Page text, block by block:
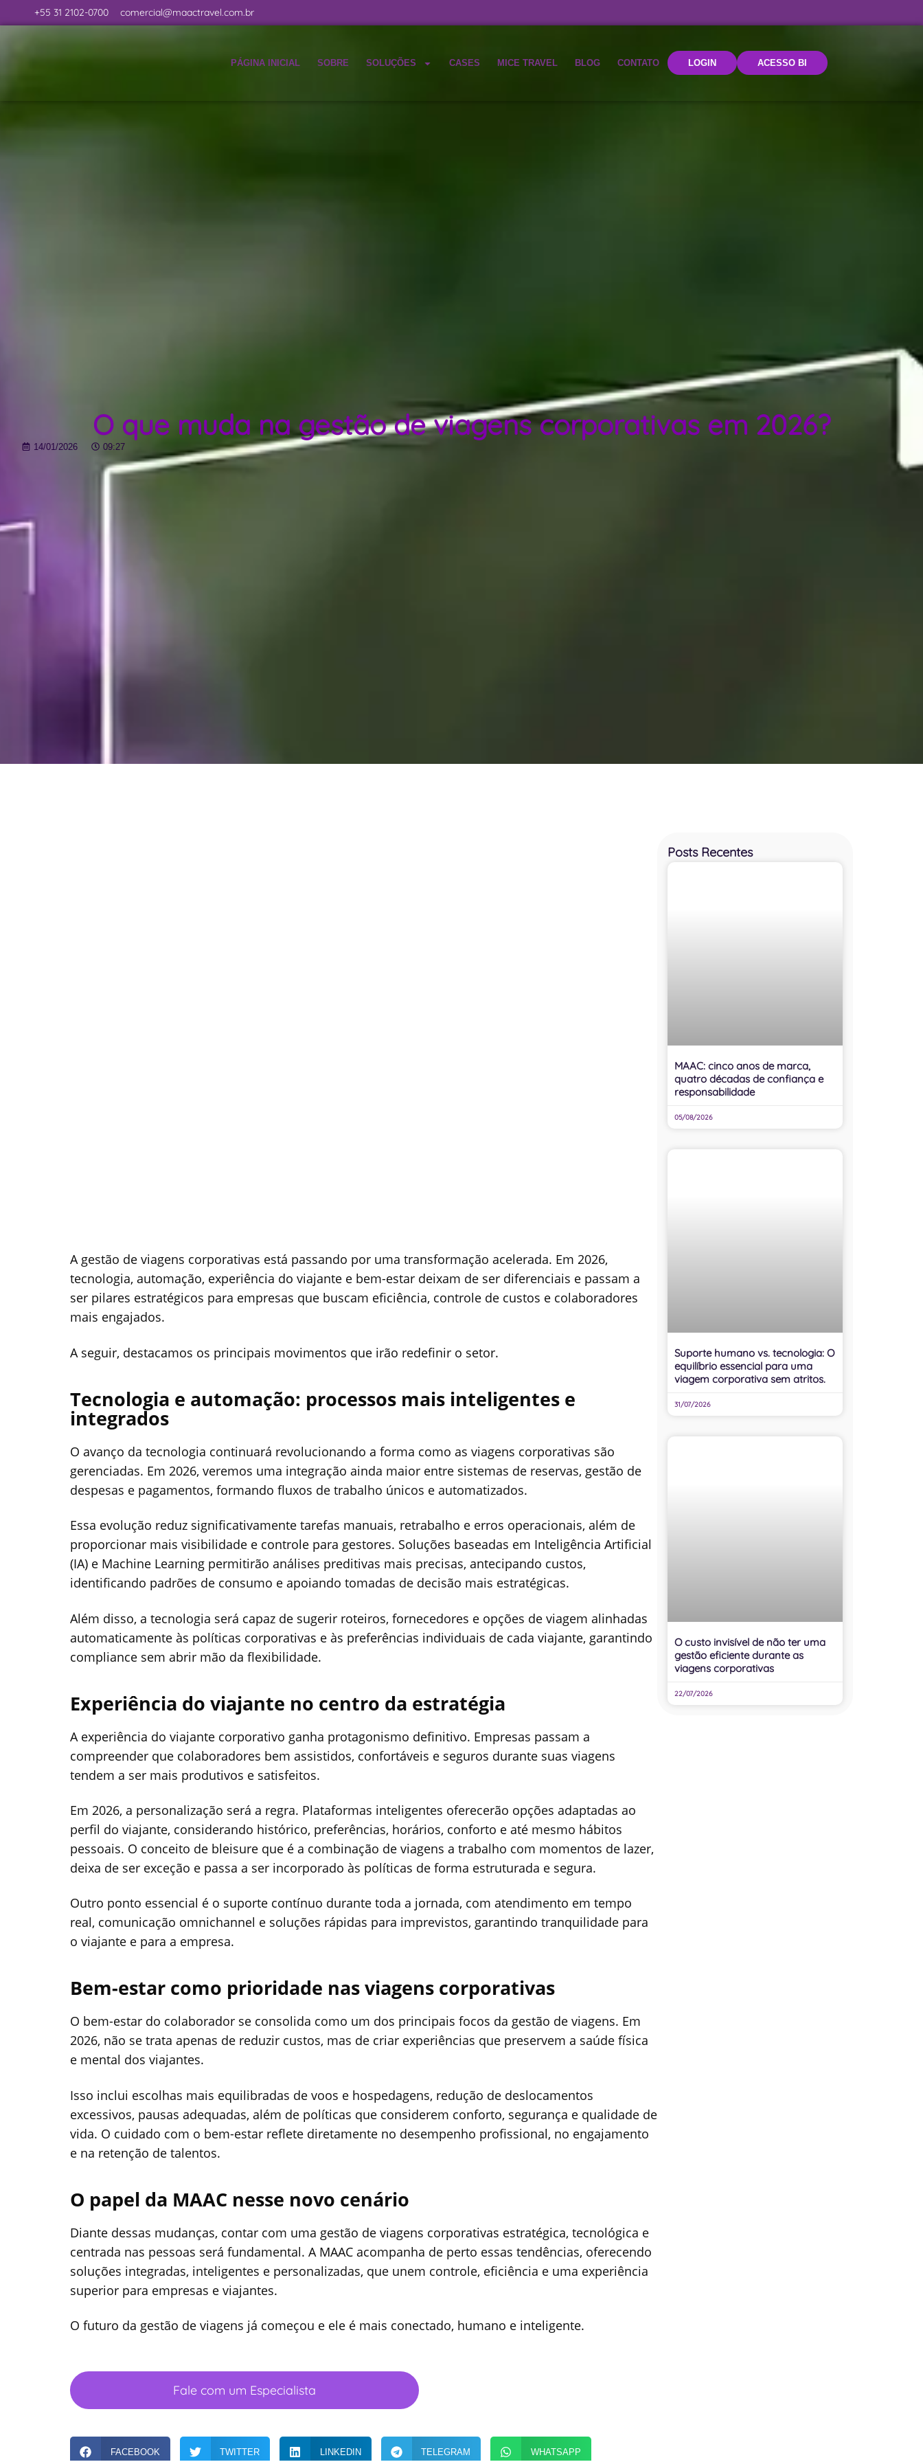
+55 31 2102-0700 comercial@maactravel.com.br
PÁGINA INICIAL SOBRE SOLUÇÕES CASES MICE TRAVEL BLOG CONTATO LOGIN ACESSO BI
O que muda na gestão de viagens corporativas em 2026?
14/01/2026 09:27
A gestão de viagens corporativas está passando por uma transformação acelerada. Em 2026,
tecnologia, automação, experiência do viajante e bem-estar deixam de ser diferenciais e passam a
ser pilares estratégicos para empresas que buscam eficiência, controle de custos e colaboradores
mais engajados.
A seguir, destacamos os principais movimentos que irão redefinir o setor.
Tecnologia e automação: processos mais inteligentes e
integrados
O avanço da tecnologia continuará revolucionando a forma como as viagens corporativas são
gerenciadas. Em 2026, veremos uma integração ainda maior entre sistemas de reservas, gestão de
despesas e pagamentos, formando fluxos de trabalho únicos e automatizados.
Essa evolução reduz significativamente tarefas manuais, retrabalho e erros operacionais, além de
proporcionar mais visibilidade e controle para gestores. Soluções baseadas em Inteligência Artificial
(IA) e Machine Learning permitirão análises preditivas mais precisas, antecipando custos,
identificando padrões de consumo e apoiando tomadas de decisão mais estratégicas.
Além disso, a tecnologia será capaz de sugerir roteiros, fornecedores e opções de viagem alinhadas
automaticamente às políticas corporativas e às preferências individuais de cada viajante, garantindo
compliance sem abrir mão da flexibilidade.
Experiência do viajante no centro da estratégia
A experiência do viajante corporativo ganha protagonismo definitivo. Empresas passam a
compreender que colaboradores bem assistidos, confortáveis e seguros durante suas viagens
tendem a ser mais produtivos e satisfeitos.
Em 2026, a personalização será a regra. Plataformas inteligentes oferecerão opções adaptadas ao
perfil do viajante, considerando histórico, preferências, horários, conforto e até mesmo hábitos
pessoais. O conceito de bleisure que é a combinação de viagens a trabalho com momentos de lazer,
deixa de ser exceção e passa a ser incorporado às políticas de forma estruturada e segura.
Outro ponto essencial é o suporte contínuo durante toda a jornada, com atendimento em tempo
real, comunicação omnichannel e soluções rápidas para imprevistos, garantindo tranquilidade para
o viajante e para a empresa.
Bem-estar como prioridade nas viagens corporativas
O bem-estar do colaborador se consolida como um dos principais focos da gestão de viagens. Em
2026, não se trata apenas de reduzir custos, mas de criar experiências que preservem a saúde física
e mental dos viajantes.
Isso inclui escolhas mais equilibradas de voos e hospedagens, redução de deslocamentos
excessivos, pausas adequadas, além de políticas que considerem conforto, segurança e qualidade de
vida. O cuidado com o bem-estar reflete diretamente no desempenho profissional, no engajamento
e na retenção de talentos.
O papel da MAAC nesse novo cenário
Diante dessas mudanças, contar com uma gestão de viagens corporativas estratégica, tecnológica e
centrada nas pessoas será fundamental. A MAAC acompanha de perto essas tendências, oferecendo
soluções integradas, inteligentes e personalizadas, que unem controle, eficiência e uma experiência
superior para empresas e viajantes.
O futuro da gestão de viagens já começou e ele é mais conectado, humano e inteligente.
Fale com um Especialista
Posts Recentes
MAAC: cinco anos de marca,
quatro décadas de confiança e
responsabilidade
05/08/2026
Suporte humano vs. tecnologia: O
equilíbrio essencial para uma
viagem corporativa sem atritos.
31/07/2026
O custo invisível de não ter uma
gestão eficiente durante as
viagens corporativas
22/07/2026
FACEBOOK TWITTER LINKEDIN TELEGRAM WHATSAPP